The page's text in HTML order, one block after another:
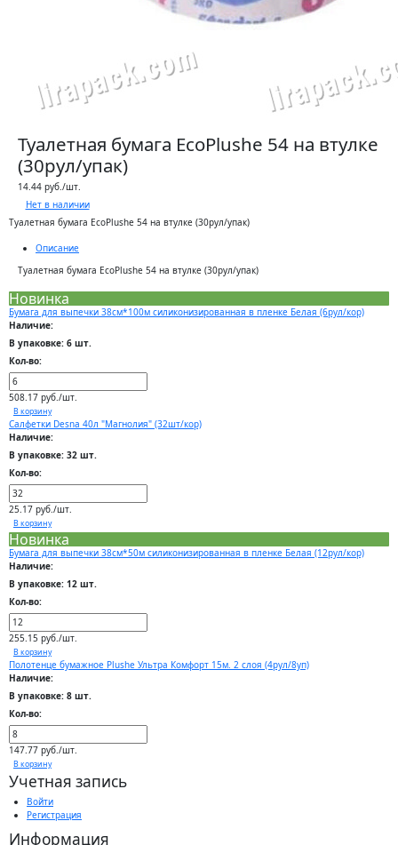
Туалетная бумага EcoPlushe 54 на втулке
(30рул/упак)
14.44 руб./шт.
Нет в наличии
Туалетная бумага EcoPlushe 54 на втулке (30рул/упак)
Описание
Туалетная бумага EcoPlushe 54 на втулке (30рул/упак)
Новинка
Бумага для выпечки 38см*100м силиконизированная в пленке Белая (6рул/кор)
Наличие:
В упаковке: 6 шт.
Кол-во:
508.17 руб./шт.
В корзину
Салфетки Desna 40л "Магнолия" (32шт/кор)
Наличие:
В упаковке: 32 шт.
Кол-во:
25.17 руб./шт.
В корзину
Новинка
Бумага для выпечки 38см*50м силиконизированная в пленке Белая (12рул/кор)
Наличие:
В упаковке: 12 шт.
Кол-во:
255.15 руб./шт.
В корзину
Полотенце бумажное Plushe Ультра Комфорт 15м. 2 слоя (4рул/8уп)
Наличие:
В упаковке: 8 шт.
Кол-во:
147.77 руб./шт.
В корзину
Учетная запись
Войти
Регистрация
Информация